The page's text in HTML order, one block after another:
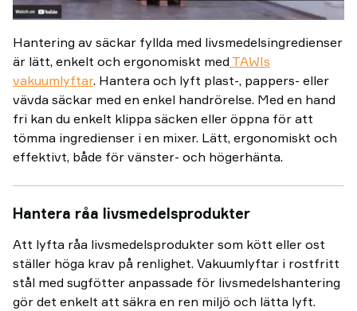
Hantering av säckar fyllda med livsmedelsingredienser
är lätt, enkelt och ergonomiskt med TAWIs
vakuumlyftar. Hantera och lyft plast-, pappers- eller
vävda säckar med en enkel handrörelse. Med en hand
fri kan du enkelt klippa säcken eller öppna för att
tömma ingredienser i en mixer. Lätt, ergonomiskt och
effektivt, både för vänster- och högerhänta.
Hantera råa livsmedelsprodukter
Att lyfta råa livsmedelsprodukter som kött eller ost
ställer höga krav på renlighet. Vakuumlyftar i rostfritt
stål med sugfötter anpassade för livsmedelshantering
gör det enkelt att säkra en ren miljö och lätta lyft.